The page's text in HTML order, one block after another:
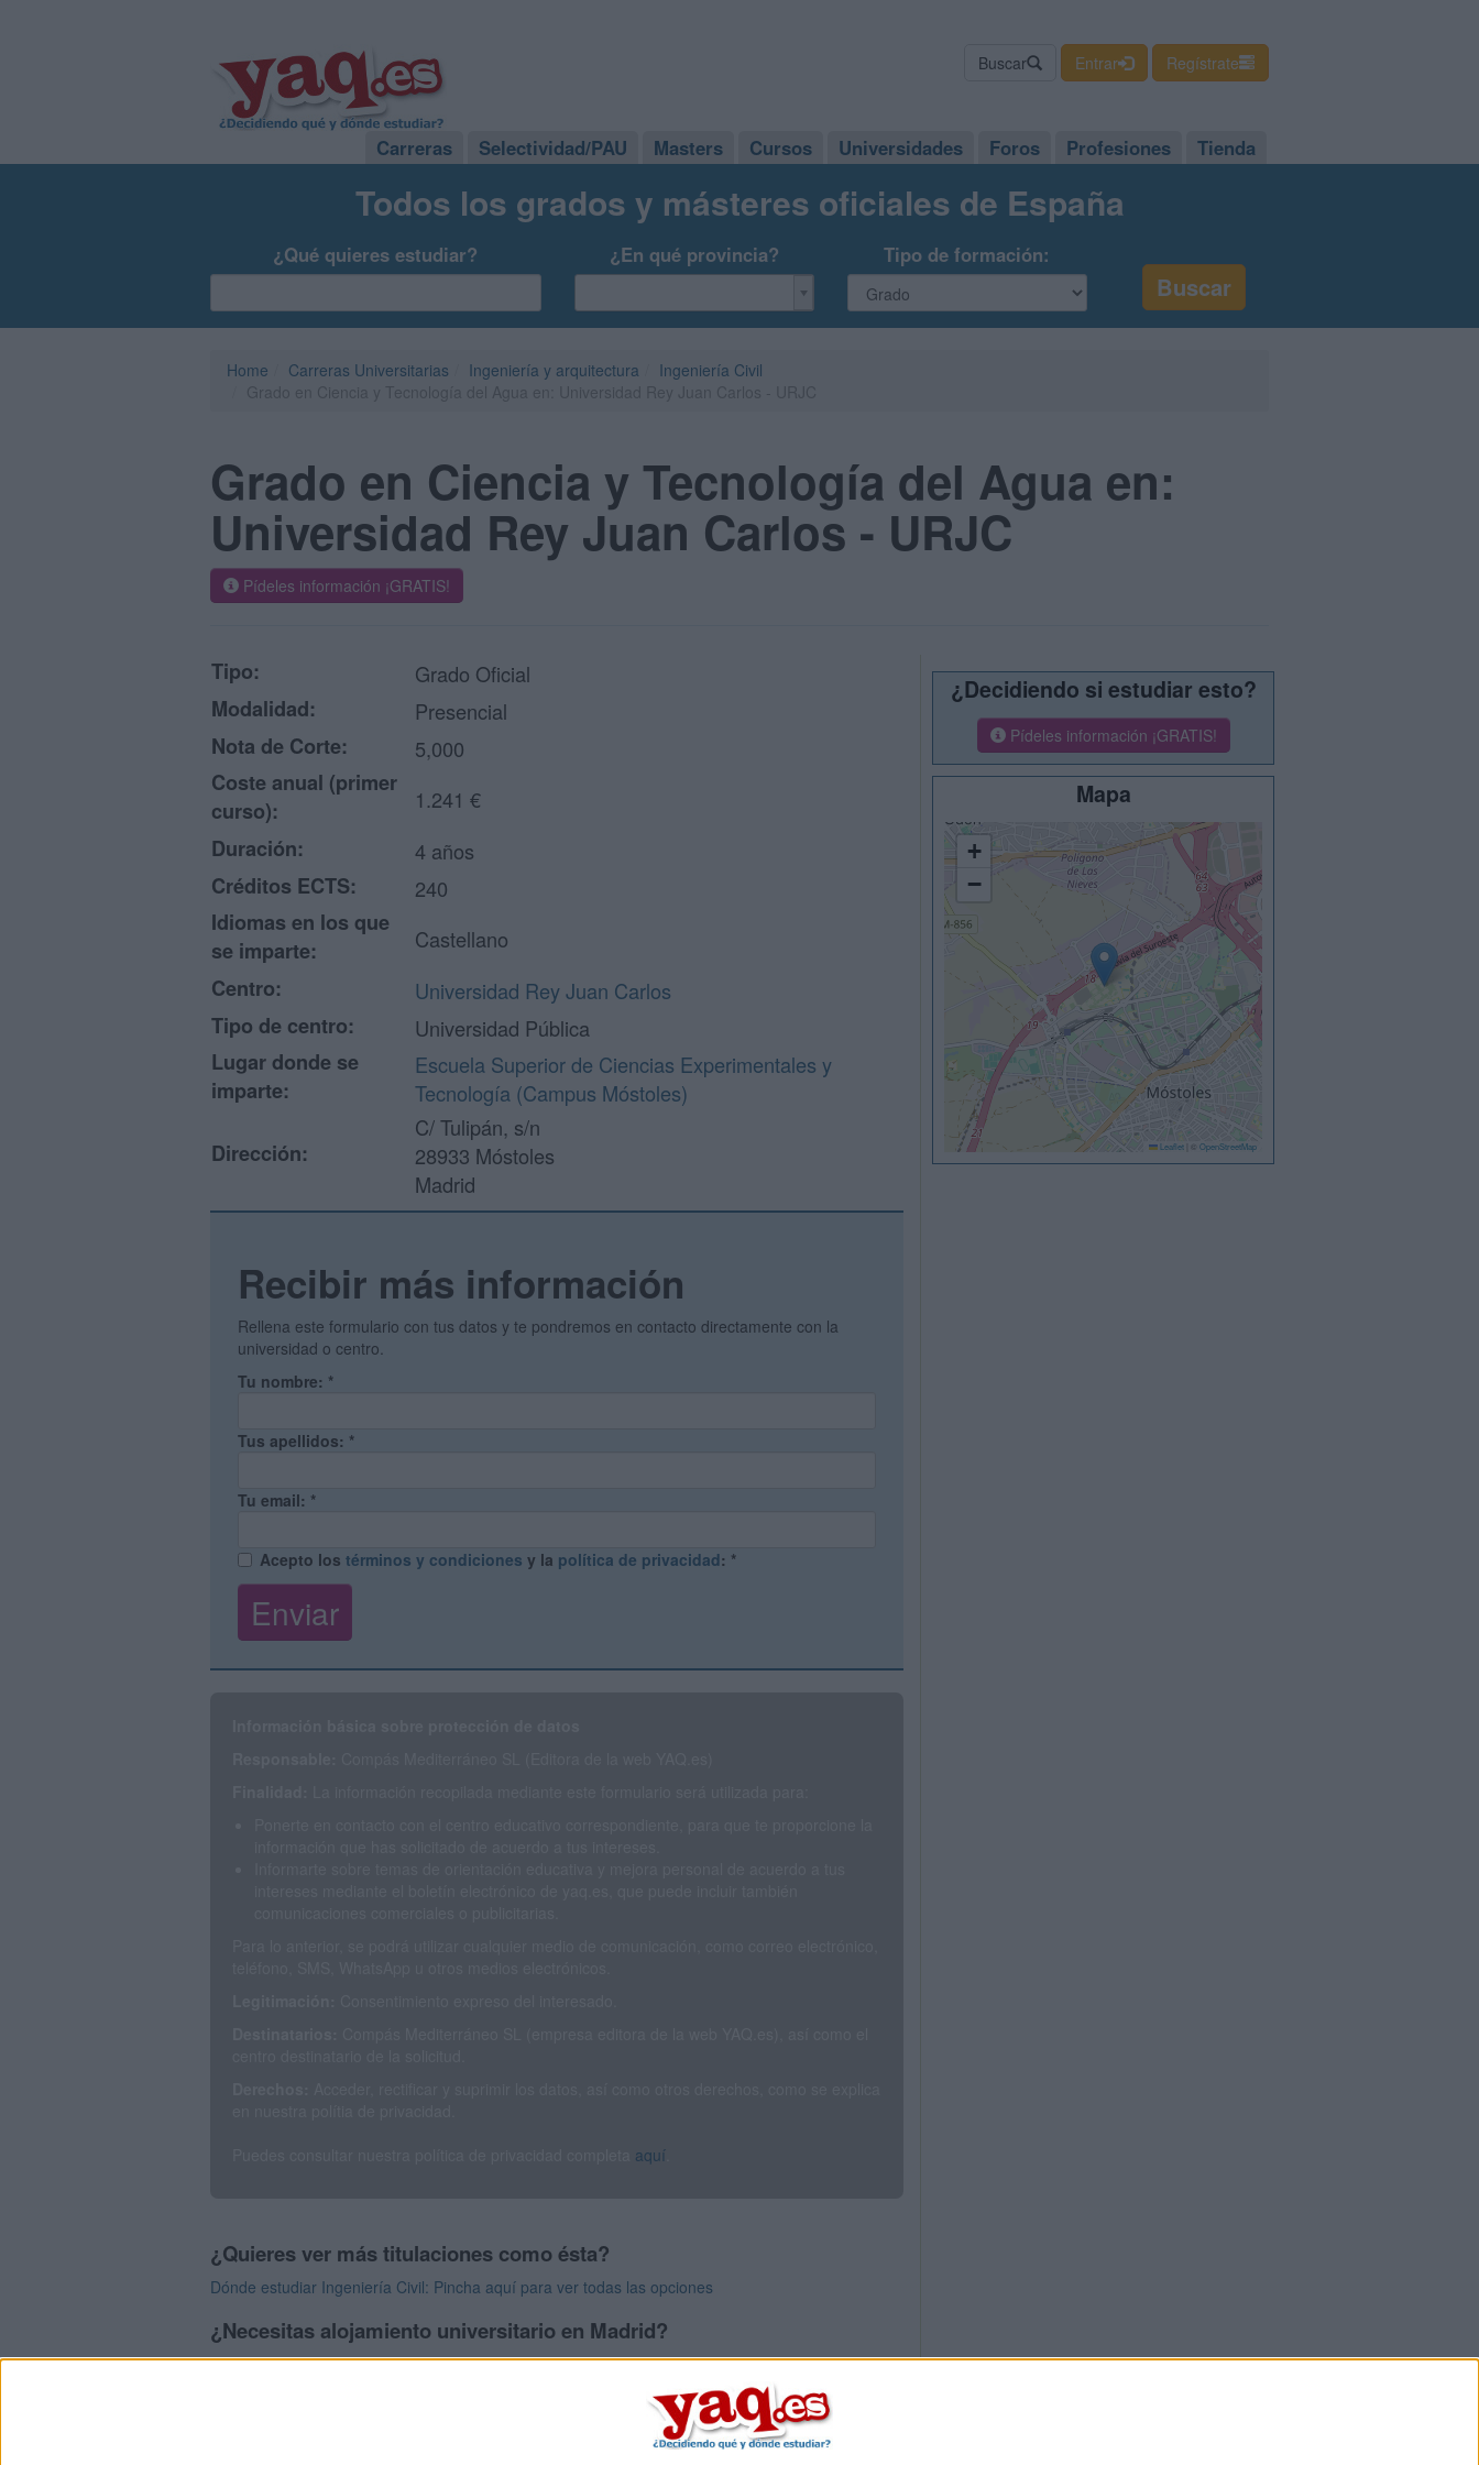
Buscar Entrar Regístrate
Carreras Selectividad/PAU Masters Cursos Universidades Foros Profesiones Tienda
Todos los grados y másteres oficiales de España
¿Qué quieres estudiar? ¿En qué provincia? Tipo de formación:
Home Carreras Universitarias Ingeniería y arquitectura
Ingeniería Civil
Grado en Ciencia y Tecnología del Agua en:
Universidad Rey Juan Carlos - URJC
Pídeles información ¡GRATIS!
Tipo:
Grado Oficial
Modalidad:
Presencial
Nota de Corte:
5,000
Coste anual (primer
curso):
1.241 €
Duración:
4 años
Créditos ECTS:
240
Idiomas en los que
se imparte:
Castellano
Centro:
Universidad Rey Juan Carlos
Tipo de centro:
Universidad Pública
Lugar donde se
imparte:
Escuela Superior de Ciencias Experimentales y
Tecnología (Campus Móstoles)
Dirección:
C/ Tulipán, s/n
28933 Móstoles
Madrid
Recibir más información
Rellena este formulario con tus datos y te pondremos en contacto directamente con la
universidad o centro.
Tu nombre: *
Tus apellidos: *
Tu email: *
Acepto los términos y condiciones y la política de privacidad: *
aquí
¿Quieres ver más titulaciones como ésta?
Dónde estudiar Ingeniería Civil: Pincha aquí para ver todas las opciones
¿Necesitas alojamiento universitario en Madrid?
>> Residencias de estudiantes y colegios mayores en Madrid
¿Decidiendo si estudiar esto?
Pídeles información ¡GRATIS!
Mapa
+
−
Leaflet © OpenStreetMap